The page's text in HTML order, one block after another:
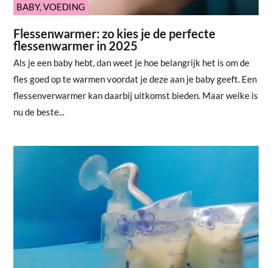
BABY,VOEDING
Flessenwarmer: zo kies je de perfecte
flessenwarmer in 2025
Als je een baby hebt, dan weet je hoe belangrijk het is om de
fles goed op te warmen voordat je deze aan je baby geeft. Een
flessenverwarmer kan daarbij uitkomst bieden. Maar welke is
nu de beste...